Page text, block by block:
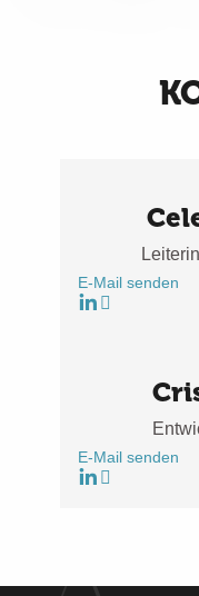
E-Mail senden
E-Mail senden